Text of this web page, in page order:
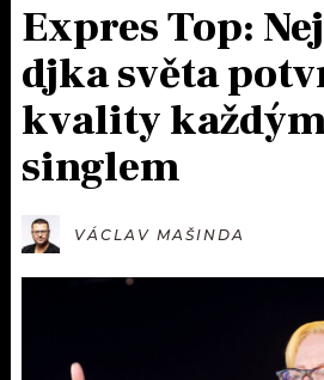
ČLÁNKY
AKTUÁLNĚ
HUDBA
ROZHOVORY
PODCASTY
JAK NALADIT
RÁDIO
APLIKACE
SOUTĚŽE
Expres Top:
djka světa
kvality
singlem
VÁCLAV MAŠINDA